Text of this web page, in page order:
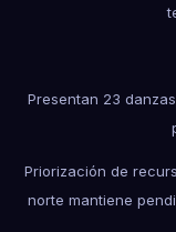
Presentan 23
Priorización de
norte mantiene